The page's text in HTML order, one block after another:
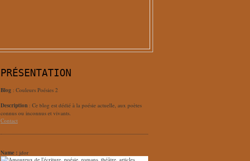
PRÉSENTATION
Blog : Couleurs Poésies 2
Description : Ce blog est dédié à la poésie actuelle, aux poètes
connus ou inconnus et vivants.
Contact
Name : jdor